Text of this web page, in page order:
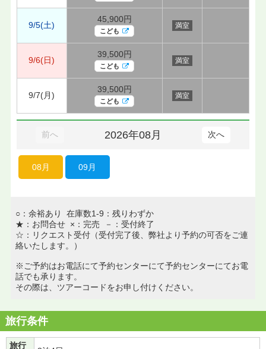
9/5(土)
45,900円
こども
満室
9/6(日)
39,500円
こども
満室
9/7(月)
39,500円
こども
満室
前へ 2026年08月 次へ
08月 09月
○：余裕あり 在庫数1-9：残りわずか
★：お問合せ ×：完売 －：受付終了
☆：リクエスト受付（受付完了後、弊社より予約の可否をご連
絡いたします。）
※ご予約はお電話にて予約センターにて予約センターにてお電
話でも承ります。
その際は、ツアーコードをお申し付けください。
旅行条件
旅行